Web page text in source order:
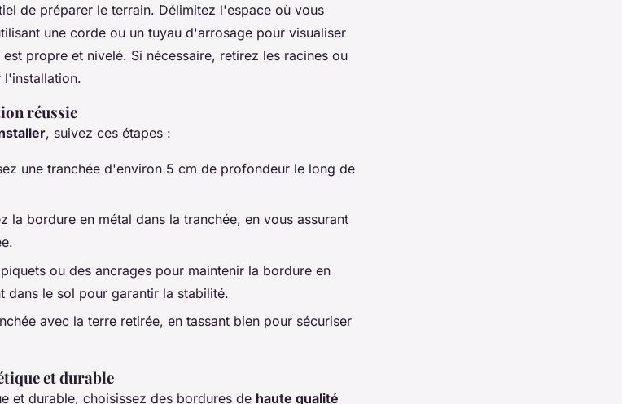
de préparer le terrain. Délimitez l'espace où vous
une corde ou un tuyau d'arrosage pour visualiser
propre et nivelé. Si nécessaire, retirez les racines ou
l'installation.
réussie
, suivez ces étapes :
une tranchée d'environ 5 cm de profondeur le long de
la bordure en métal dans la tranchée, en vous assurant
ou des ancrages pour maintenir la bordure en
dans le sol pour garantir la stabilité.
avec la terre retirée, en tassant bien pour sécuriser
et durable
et durable, choisissez des bordures de haute qualité